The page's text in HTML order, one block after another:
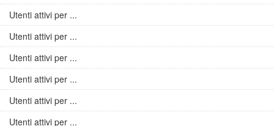
Utenti attivi per ...
Utenti attivi per ...
Utenti attivi per ...
Utenti attivi per ...
Utenti attivi per ...
Utenti attivi per ...